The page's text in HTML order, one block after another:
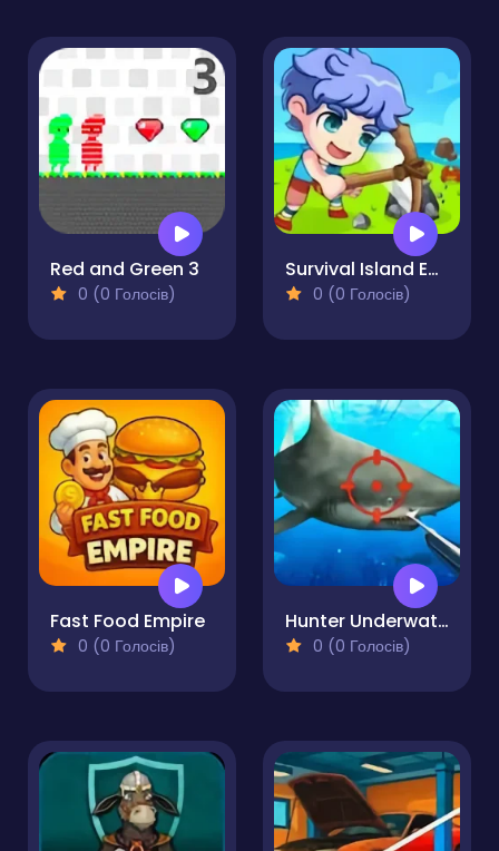
Red and Green 3
0 (0 Голосів)
Survival Island EVO
0 (0 Голосів)
Fast Food Empire
0 (0 Голосів)
Hunter Underwater Spearfishing
0 (0 Голосів)